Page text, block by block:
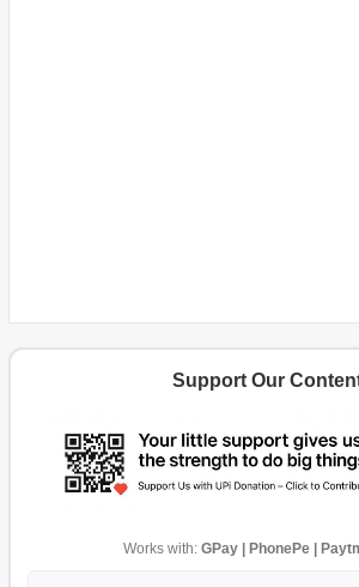
Support Our
Works with: GPay | PhonePe |